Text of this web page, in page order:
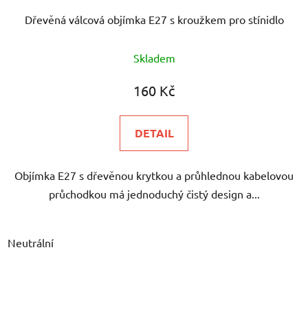
Dřevěná válcová objímka E27 s kroužkem pro stínidlo
Skladem
160 Kč
DETAIL
Objímka E27 s dřevěnou krytkou a průhlednou kabelovou
průchodkou má jednoduchý čistý design a...
Neutrální